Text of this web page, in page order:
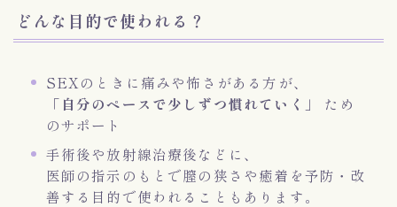
どんな目的で使われる？
SEXのときに痛みや怖さがある方が、
「自分のペースで少しずつ慣れていく」
ため
のサポート
手術後や放射線治療後などに、
医師の指示のもとで膣の狭さや癒着を予防・改
善する目的で使われることもあります。